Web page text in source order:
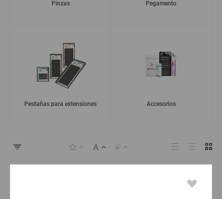
Pinzas Pegamento
Pestañas para extensiones Accesorios